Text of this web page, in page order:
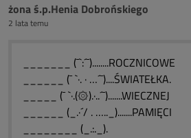
żona ś.p.Henia Dobrońskiego
2 lata temu
_______ (¯`:´¯)........ROCZNICOWE
______ (¯ `·. · …´¯)....ŚWIATEŁKA.
_____ (¯ `·.(۞).·..´¯).......WIECZNEJ
______ (_.·´/ . ….._).......PAMIĘCI
________ (_.:._).